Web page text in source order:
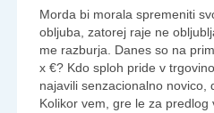
Morda bi morala spremeniti
obljuba, zatorej raje ne
me razburja. Danes so na
x €? Kdo sploh pride v
najavili senzacionalno
Kolikor vem, gre le za